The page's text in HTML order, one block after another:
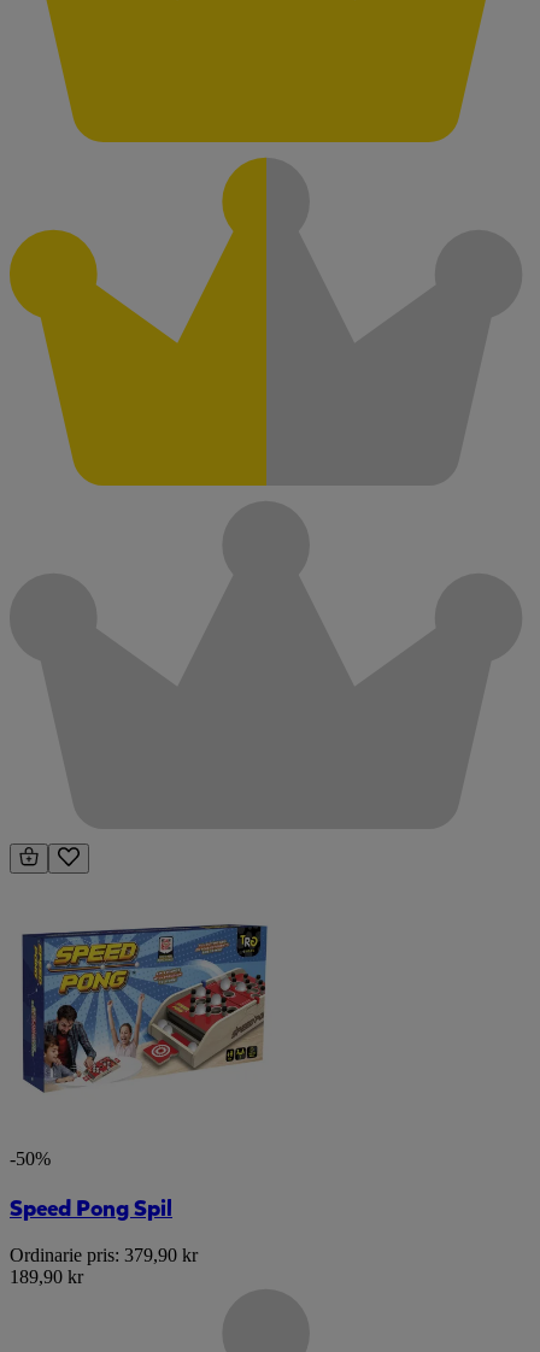
-50%
Speed Pong Spil
Ordinarie pris: 379,90 kr
189,90 kr